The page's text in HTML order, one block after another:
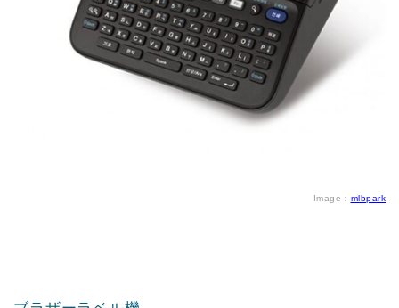
Image： mlbpark